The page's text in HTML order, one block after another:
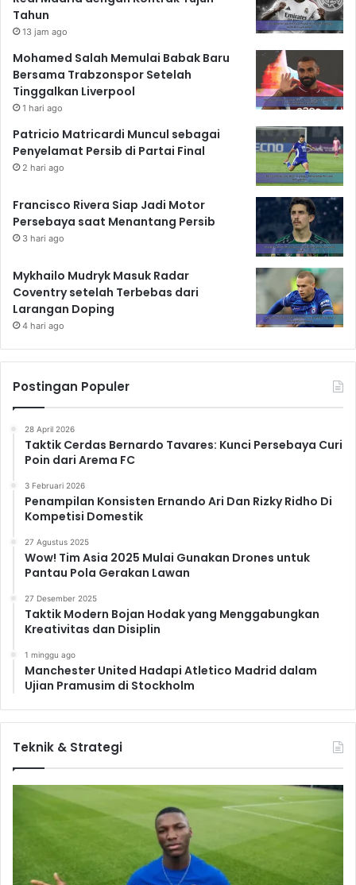
Tahun
13 jam ago
Mohamed Salah Memulai Babak Baru
Bersama Trabzonspor Setelah
Tinggalkan Liverpool
1 hari ago
Patricio Matricardi Muncul sebagai
Penyelamat Persib di Partai Final
2 hari ago
Francisco Rivera Siap Jadi Motor
Persebaya saat Menantang Persib
3 hari ago
Mykhailo Mudryk Masuk Radar
Coventry setelah Terbebas dari
Larangan Doping
4 hari ago
Postingan Populer
28 April 2026
Taktik Cerdas Bernardo Tavares: Kunci Persebaya Curi
Poin dari Arema FC
3 Februari 2026
Penampilan Konsisten Ernando Ari Dan Rizky Ridho Di
Kompetisi Domestik
27 Agustus 2025
Wow! Tim Asia 2025 Mulai Gunakan Drones untuk
Pantau Pola Gerakan Lawan
27 Desember 2025
Taktik Modern Bojan Hodak yang Menggabungkan
Kreativitas dan Disiplin
1 minggu ago
Manchester United Hadapi Atletico Madrid dalam
Ujian Pramusim di Stockholm
Teknik & Strategi